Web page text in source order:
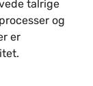
talrige
og
er